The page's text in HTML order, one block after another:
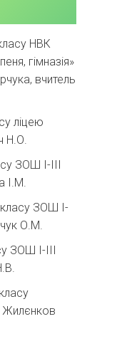
НВК
гімназія»
вчитель
ліцею
Н.О.
ЗОШ І-ІІІ
І.М.
ЗОШ І-
О.М.
ЗОШ І-ІІІ
Жилєнков